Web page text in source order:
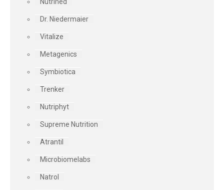
Dr. Niedermaier
Vitalize
Metagenics
Symbiotica
Trenker
Nutriphyt
Supreme Nutrition
Atrantil
Microbiomelabs
Natrol